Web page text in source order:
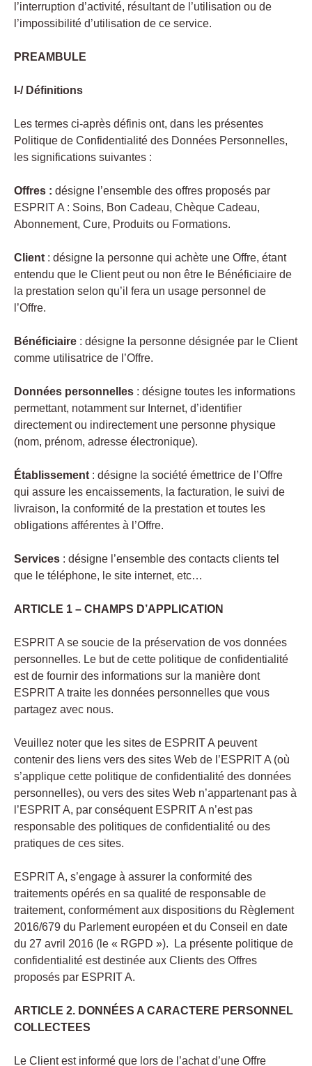
l’interruption d’activité, résultant de l’utilisation ou de
l’impossibilité d’utilisation de ce service.
PREAMBULE
I-/ Définitions
Les termes ci-après définis ont, dans les présentes
Politique de Confidentialité des Données Personnelles,
les significations suivantes :
Offres : désigne l’ensemble des offres proposés par
ESPRIT A : Soins, Bon Cadeau, Chèque Cadeau,
Abonnement, Cure, Produits ou Formations.
Client : désigne la personne qui achète une Offre, étant
entendu que le Client peut ou non être le Bénéficiaire de
la prestation selon qu’il fera un usage personnel de
l’Offre.
Bénéficiaire : désigne la personne désignée par le Client
comme utilisatrice de l’Offre.
Données personnelles : désigne toutes les informations
permettant, notamment sur Internet, d’identifier
directement ou indirectement une personne physique
(nom, prénom, adresse électronique).
Établissement : désigne la société émettrice de l’Offre
qui assure les encaissements, la facturation, le suivi de
livraison, la conformité de la prestation et toutes les
obligations afférentes à l’Offre.
Services : désigne l’ensemble des contacts clients tel
que le téléphone, le site internet, etc…
ARTICLE 1 – CHAMPS D’APPLICATION
ESPRIT A se soucie de la préservation de vos données
personnelles. Le but de cette politique de confidentialité
est de fournir des informations sur la manière dont
ESPRIT A traite les données personnelles que vous
partagez avec nous.
Veuillez noter que les sites de ESPRIT A peuvent
contenir des liens vers des sites Web de l’ESPRIT A (où
s’applique cette politique de confidentialité des données
personnelles), ou vers des sites Web n’appartenant pas à
l’ESPRIT A, par conséquent ESPRIT A n’est pas
responsable des politiques de confidentialité ou des
pratiques de ces sites.
ESPRIT A, s’engage à assurer la conformité des
traitements opérés en sa qualité de responsable de
traitement, conformément aux dispositions du Règlement
2016/679 du Parlement européen et du Conseil en date
du 27 avril 2016 (le « RGPD »). La présente politique de
confidentialité est destinée aux Clients des Offres
proposés par ESPRIT A.
ARTICLE 2. DONNÉES A CARACTERE PERSONNEL
COLLECTEES
Le Client est informé que lors de l’achat d’une Offre